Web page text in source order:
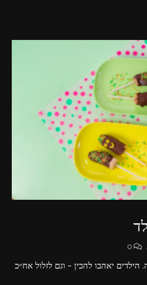
0
יאהבו להכין – וגם לזלול אח״כ